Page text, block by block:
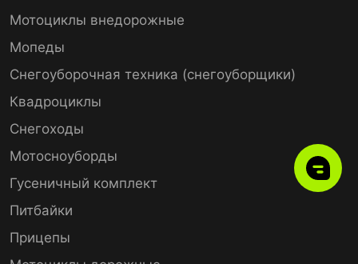
Мотоциклы внедорожные
Мопеды
Снегоуборочная техника (снегоуборщики)
Квадроциклы
Снегоходы
Мотосноуборды
Гусеничный комплект
Питбайки
Прицепы